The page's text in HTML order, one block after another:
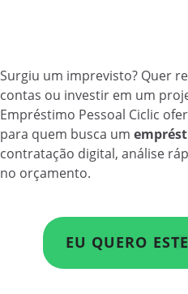
Surgiu um imprevisto? Quer
contas ou investir em um
Empréstimo Pessoal Ciclic
para quem busca um
contratação digital, análise
no orçamento.
EU QUERO